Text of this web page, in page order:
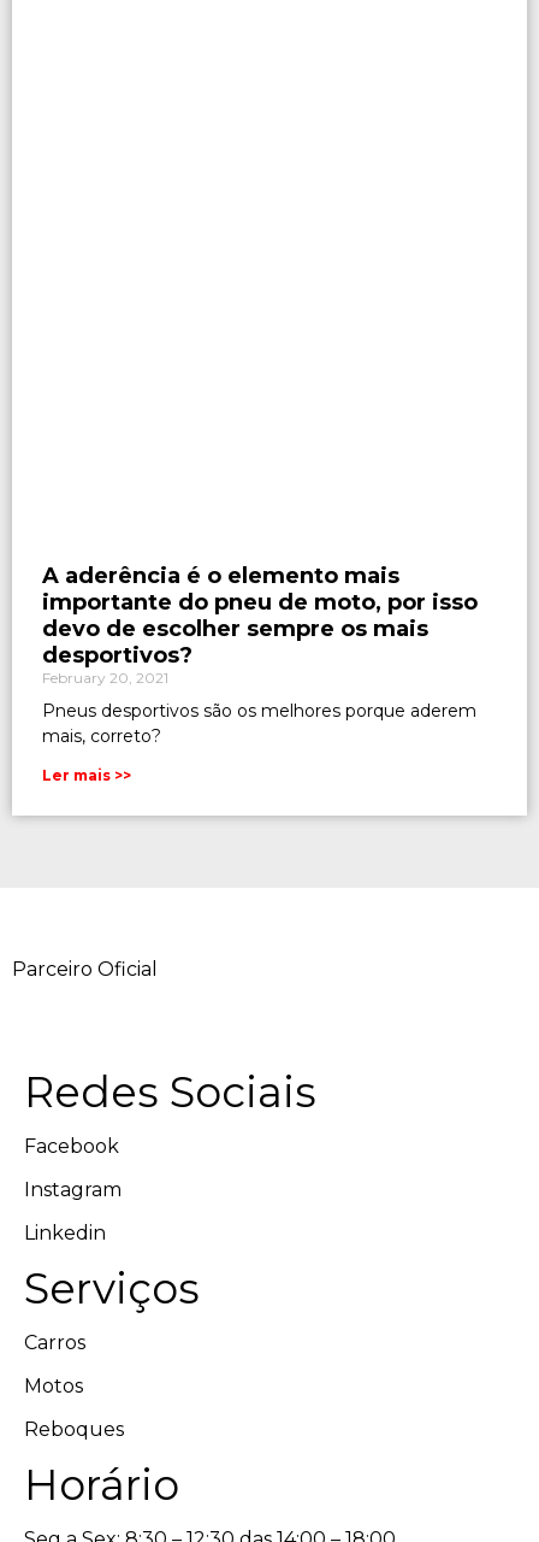
A aderência é o elemento mais
importante do pneu de moto, por isso
devo de escolher sempre os mais
desportivos?
February 20, 2021
Pneus desportivos são os melhores porque aderem
mais, correto?
Ler mais >>
Parceiro Oficial
Redes Sociais
Facebook
Instagram
Linkedin
Serviços
Carros
Motos
Reboques
Horário